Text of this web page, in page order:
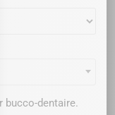
bucco-dentaire.